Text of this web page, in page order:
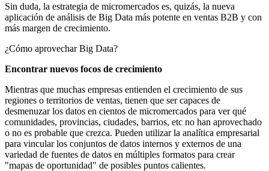
Sin duda, la estrategia de micromercados es, quizás, la nueva
aplicación de análisis de Big Data más potente en ventas B2B y con
más margen de crecimiento.
¿Cómo aprovechar Big Data?
Encontrar nuevos focos de crecimiento
Mientras que muchas empresas entienden el crecimiento de sus
regiones o territorios de ventas, tienen que ser capaces de
desmenuzar los datos en cientos de micromercados para ver qué
comunidades, provincias, ciudades, barrios, etc no han aprovechado
o no es probable que crezca. Pueden utilizar la analítica empresarial
para vincular los conjuntos de datos internos y externos de una
variedad de fuentes de datos en múltiples formatos para crear
"mapas de oportunidad" de posibles puntos calientes.